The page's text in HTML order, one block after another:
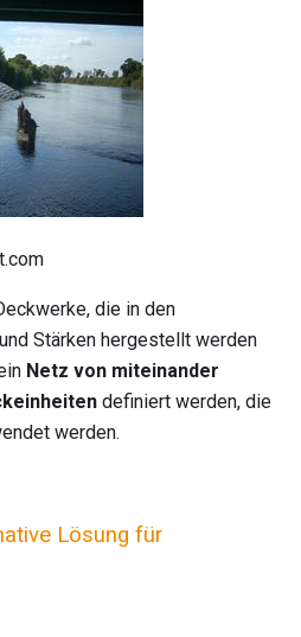
die in den
Stärken hergestellt werden
Netz von miteinander
definiert werden, die
werden.
Lösung für